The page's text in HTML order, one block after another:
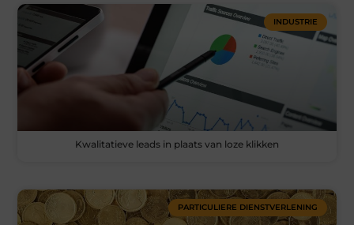
INDUSTRIE
Kwalitatieve leads in plaats van loze klikken
PARTICULIERE DIENSTVERLENING